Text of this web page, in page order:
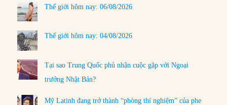
Thế giới hôm nay: 06/08/2026
Thế giới hôm nay: 04/08/2026
Tại sao Trung Quốc phủ nhận cuộc gặp với Ngoại
trưởng Nhật Bản?
Mỹ Latinh đang trở thành “phòng thí nghiệm” của phe